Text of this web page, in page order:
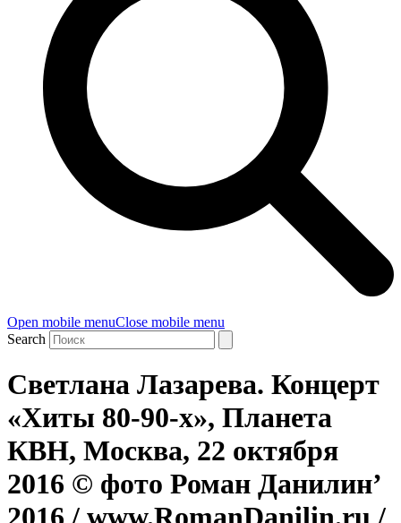
Open mobile menuClose mobile menu
Search
Светлана Лазарева. Концерт
«Хиты 80-90-х», Планета
КВН, Москва, 22 октября
2016 © фото Роман Данилин’